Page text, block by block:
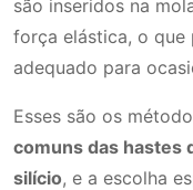
comuns dos
silício incluem tiras
são inseridos na
força elástica, o que
adequado para
Esses são os
comuns das hastes
silício, e a escolha